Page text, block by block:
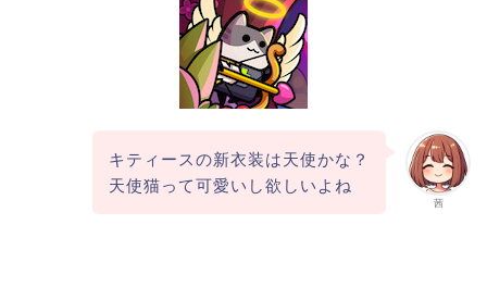
茜
キティースの新衣装は天使かな？
天使猫って可愛いし欲しいよね